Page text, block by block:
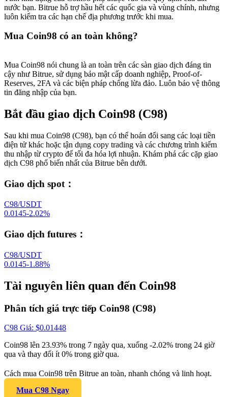
nước bạn. Bitrue hỗ trợ hầu hết các quốc gia và vùng chính, nhưng
luôn kiểm tra các hạn chế địa phương trước khi mua.
Mua Coin98 có an toàn không?
Mua Coin98 nói chung là an toàn trên các sàn giao dịch đáng tin
cậy như Bitrue, sử dụng bảo mật cấp doanh nghiệp, Proof-of-
Reserves, 2FA và các biện pháp chống lừa đảo. Luôn bảo vệ thông
tin đăng nhập của bạn.
Bắt đầu giao dịch Coin98 (C98)
Sau khi mua Coin98 (C98), bạn có thể hoán đổi sang các loại tiền
điện tử khác hoặc tận dụng copy trading và các chương trình kiếm
thu nhập từ crypto để tối đa hóa lợi nhuận. Khám phá các cặp giao
dịch C98 phổ biến nhất của Bitrue bên dưới.
Giao dịch spot ：
C98/USDT
0.0145-2.02%
Giao dịch futures ：
C98/USDT
0.0145-1.88%
Tài nguyên liên quan đến Coin98
Phân tích giá trực tiếp Coin98 (C98)
C98 Giá: $0.01448
Coin98 lên 23.93% trong 7 ngày qua, xuống -2.02% trong 24 giờ
qua và thay đổi ít 0% trong giờ qua.
Cách mua Coin98 trên Bitrue an toàn, nhanh chóng và linh hoạt.
Mua C98 Ngay